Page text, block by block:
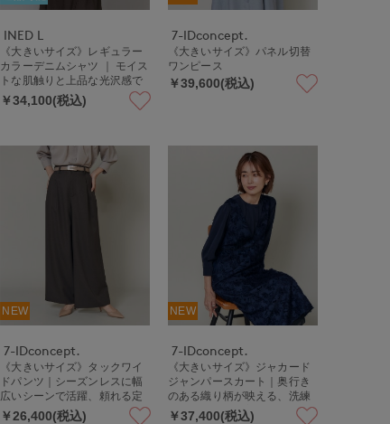
INED L
《大きいサイズ》レギュラー
カラーデニムシャツ ｜ モイス
トな肌触りと上品な光沢感で
魅せる大人デニム 軽量/手洗い
可
￥34,100(税込)
7-IDconcept.
《大きいサイズ》パネル切替
ワンピース
￥39,600(税込)
NEW
7-IDconcept.
《大きいサイズ》タックワイ
ドパンツ｜シーズンレスに幅
広いシーンで活躍、頼れる定
番アイテム
￥26,400(税込)
NEW
7-IDconcept.
《大きいサイズ》ジャカード
ジャンパースカート｜奥行き
のある織り柄が映える、洗練
された大人の一着
￥37,400(税込)